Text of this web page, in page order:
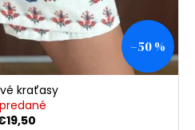
–50 %
kraťasy